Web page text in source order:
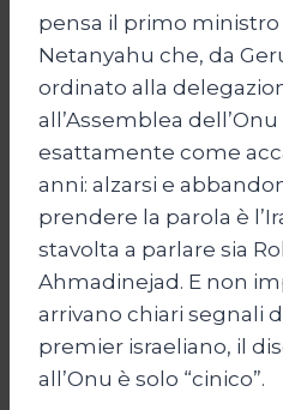
pensa il primo
Netanyahu che, da
ordinato alla
all’Assemblea
esattamente come
anni: alzarsi e
prendere la parola è
stavolta a parlare sia
Ahmadinejad. E non
arrivano chiari segnali
premier israeliano, il
all’Onu è solo “cinico”.